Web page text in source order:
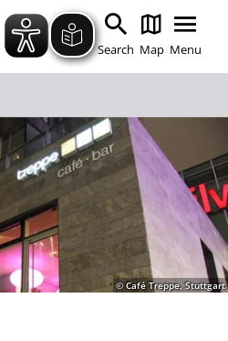
Zum Hauptinhalt springen
Zur Suche springen
Zur Hauptnavigation
Zum Footer springen
Search Map Menu
© Café Treppe, Stuttgart